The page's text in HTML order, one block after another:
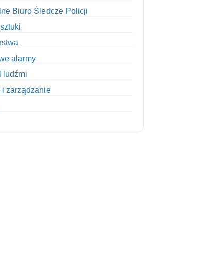
Biuro Śledcze Policji
alarmy
ludźmi
i zarządzanie